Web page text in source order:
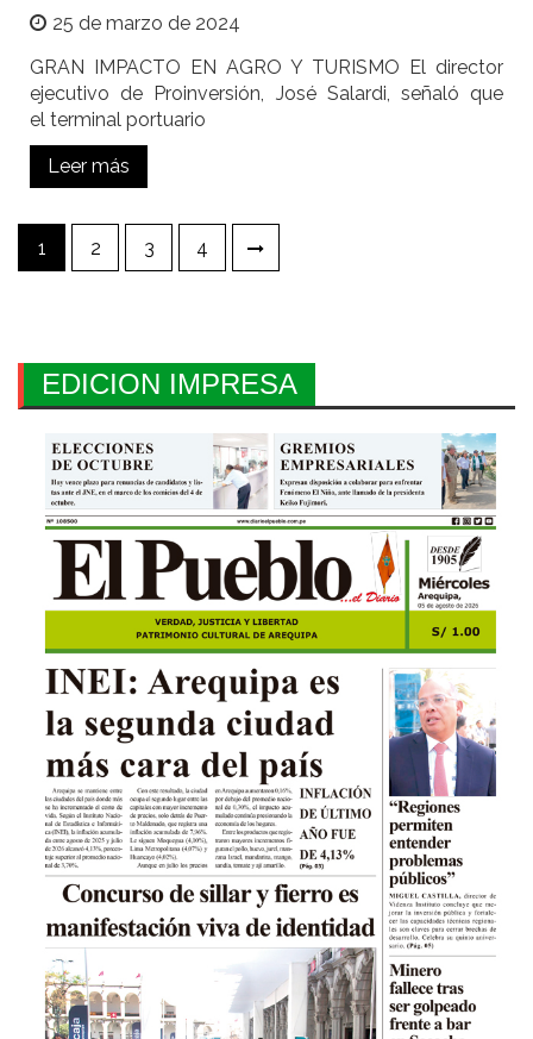
25 de marzo de 2024
GRAN IMPACTO EN AGRO Y TURISMO El director
ejecutivo de Proinversión, José Salardi, señaló que
el terminal portuario
Leer más
Paginación
de
1 2 3 4
EDICION IMPRESA